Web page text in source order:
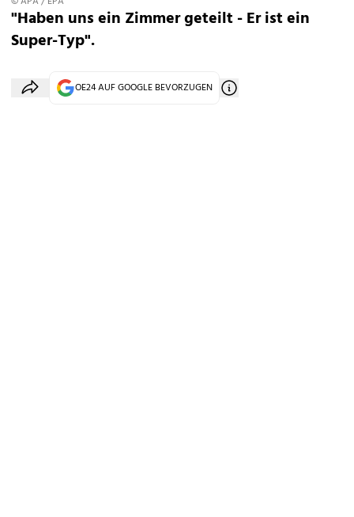
"Haben uns ein Zimmer geteilt - Er ist ein
Super-Typ".
OE24 AUF GOOGLE BEVORZUGEN